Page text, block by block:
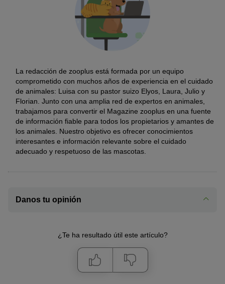
La redacción de zooplus está formada por un equipo
comprometido con muchos años de experiencia en el cuidado
de animales: Luisa con su pastor suizo Elyos, Laura, Julio y
Florian. Junto con una amplia red de expertos en animales,
trabajamos para convertir el Magazine zooplus en una fuente
de información fiable para todos los propietarios y amantes de
los animales. Nuestro objetivo es ofrecer conocimientos
interesantes e información relevante sobre el cuidado
adecuado y respetuoso de las mascotas.
Danos tu opinión
¿Te ha resultado útil este artículo?